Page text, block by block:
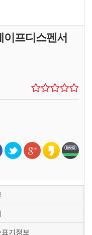
프디스펜서
표기정보